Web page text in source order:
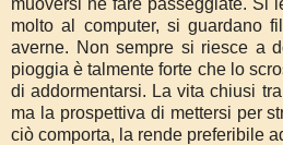
muoversi né fare passeggiate. Si
molto al computer, si guardano
averne. Non sempre si riesce a
pioggia è talmente forte che lo
di addormentarsi. La vita chiusi
ma la prospettiva di mettersi per
ciò comporta, la rende preferibile